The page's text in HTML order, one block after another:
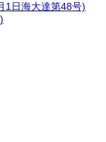
1日海大達第48号)